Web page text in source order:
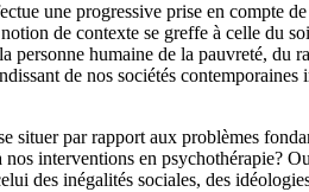
une progressive prise en compte
de contexte se greffe à celle du
humaine de la pauvreté, du
de nos sociétés
situer par rapport aux problèmes
interventions en psychothérapie?
des inégalités sociales, des